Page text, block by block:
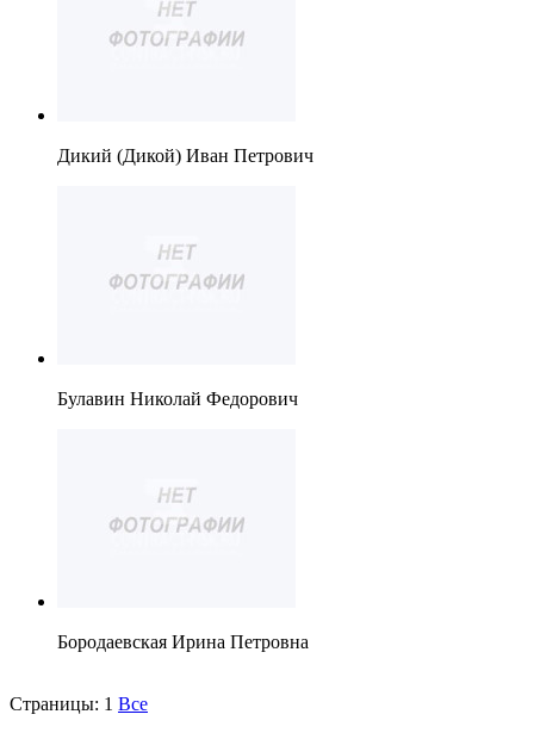
Дикий (Дикой) Иван Петрович
Булавин Николай Федорович
Бородаевская Ирина Петровна
Страницы: 1 Все